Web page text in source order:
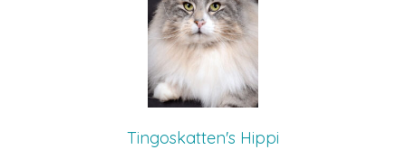
Tingoskatten's Hippi